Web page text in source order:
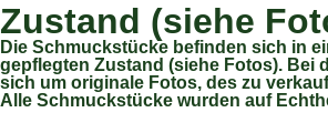
Zustand (siehe
Die Schmuckstücke befinden sich in
gepflegten Zustand (siehe Fotos). Bei
sich um originale Fotos, des zu
Alle Schmuckstücke wurden auf